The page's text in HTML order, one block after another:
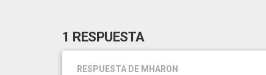
1 RESPUESTA
RESPUESTA DE MHARON